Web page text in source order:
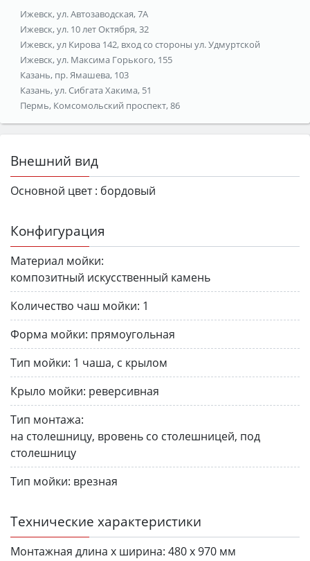
Ижевск, ул. Автозаводская, 7А
Ижевск, ул. 10 лет Октября, 32
Ижевск, ул Кирова 142, вход со стороны ул. Удмуртской
Ижевск, ул. Максима Горького, 155
Казань, пр. Ямашева, 103
Казань, ул. Сибгата Хакима, 51
Пермь, Комсомольский проспект, 86
Внешний вид
Основной цвет : бордовый
Конфигурация
Материал мойки:
композитный искусственный камень
Количество чаш мойки: 1
Форма мойки: прямоугольная
Тип мойки: 1 чаша, с крылом
Крыло мойки: реверсивная
Тип монтажа:
на столешницу, вровень со столешницей, под
столешницу
Тип мойки: врезная
Технические характеристики
Монтажная длина х ширина: 480 х 970 мм